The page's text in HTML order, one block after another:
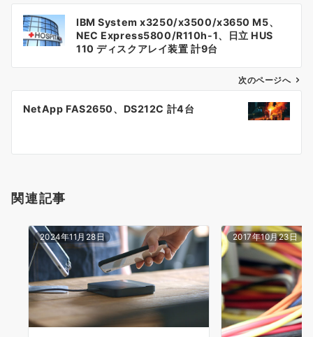
投
稿
ゲ
シ
ン
IBM System x3250/x3500/x3650 M5、
NEC Express5800/R110h-1、日立 HUS
110 ディスクアレイ装置 計9台
次のページへ
NetApp FAS2650、DS212C 計4台
関連記事
2024年11月28日 2017年10月23日